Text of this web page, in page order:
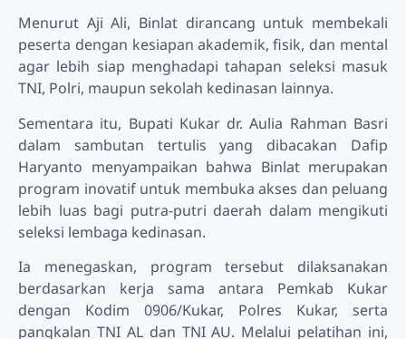
Menurut Aji Ali, Binlat dirancang untuk membekali
peserta dengan kesiapan akademik, fisik, dan mental
agar lebih siap menghadapi tahapan seleksi masuk
TNI, Polri, maupun sekolah kedinasan lainnya.
Sementara itu, Bupati Kukar dr. Aulia Rahman Basri
dalam sambutan tertulis yang dibacakan Dafip
Haryanto menyampaikan bahwa Binlat merupakan
program inovatif untuk membuka akses dan peluang
lebih luas bagi putra-putri daerah dalam mengikuti
seleksi lembaga kedinasan.
Ia menegaskan, program tersebut dilaksanakan
berdasarkan kerja sama antara Pemkab Kukar
dengan Kodim 0906/Kukar, Polres Kukar, serta
pangkalan TNI AL dan TNI AU. Melalui pelatihan ini,